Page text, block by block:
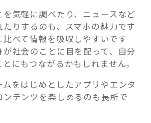
気軽に調べたり、ニュースなど
りするのも、スマホの魅力です
べて情報を吸収しやすいです
が社会のことに目を配って、自分
にもつながるかもしれません。
をはじめとしたアプリやエンタ
テンツを楽しめるのも長所で